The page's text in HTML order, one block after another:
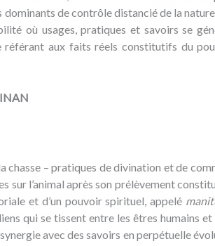
de contrôle distancié de la
où usages, pratiques et savoirs se
aux faits réels constitutifs du
chasse – pratiques de divination et de
sur l’animal après son prélèvement
et d’un pouvoir spirituel, appelé
qui se tissent entre les êtres humains
avec des savoirs en perpétuelle